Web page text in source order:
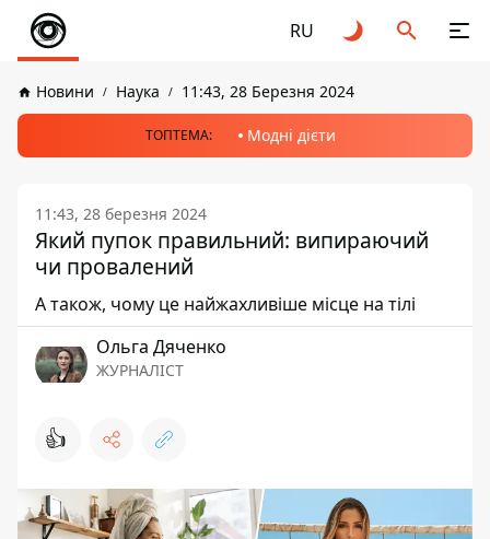
RU
Новини Наука 11:43, 28 Березня 2024
ТОПТЕМА: Модні дієти
11:43, 28 березня 2024
Який пупок правильний: випираючий
чи провалений
А також, чому це найжахливіше місце на тілі
Ольга Дяченко
ЖУРНАЛІСТ
👍